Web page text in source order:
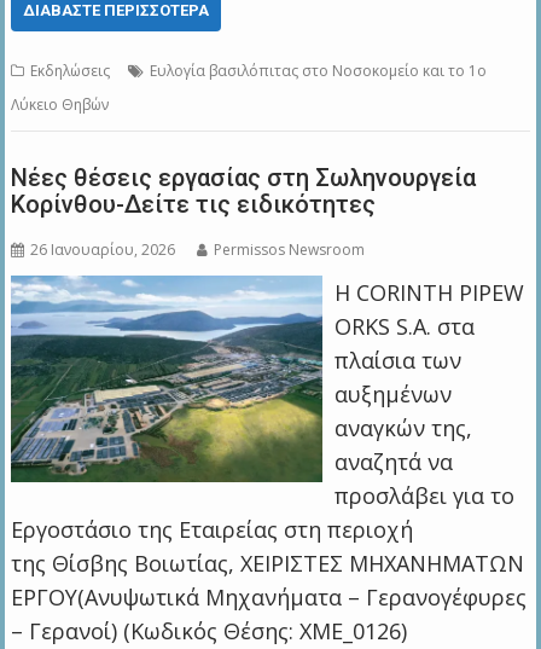
ΔΙΑΒΆΣΤΕ ΠΕΡΙΣΣΌΤΕΡΑ
Εκδηλώσεις
Ευλογία βασιλόπιτας στο Νοσοκομείο και το 1ο
Λύκειο Θηβών
Νέες θέσεις εργασίας στη Σωληνουργεία
Κορίνθου-Δείτε τις ειδικότητες
26 Ιανουαρίου, 2026 Permissos Newsroom
H CORINTH PIPEW
ORKS S.A. στα
πλαίσια των
αυξημένων
αναγκών της,
αναζητά να
προσλάβει για το
Εργοστάσιο της Εταιρείας στη περιοχή
της Θίσβης Βοιωτίας, ΧΕΙΡΙΣΤΕΣ ΜΗΧΑΝΗΜΑΤΩΝ
ΕΡΓΟΥ(Ανυψωτικά Μηχανήματα – Γερανογέφυρες
– Γερανοί) (Κωδικός Θέσης: ΧΜΕ_0126)